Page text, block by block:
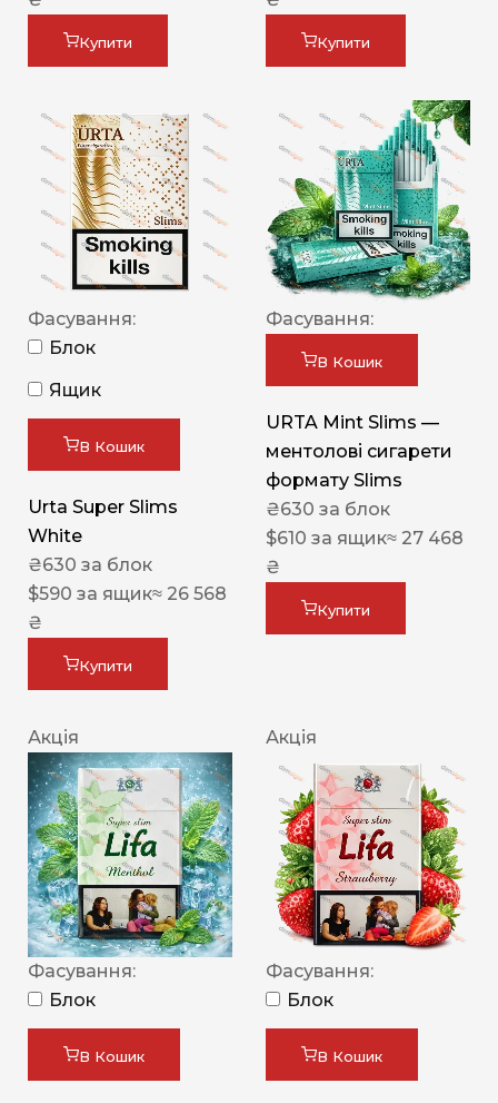
Купити Купити
Фасування:
Блок
Ящик
В Кошик
Urta Super Slims
White
₴630 за блок
$590 за ящик≈ 26 568
₴
Купити
Фасування:
В Кошик
URTA Mint Slims —
ментолові сигарети
формату Slims
₴630 за блок
$610 за ящик≈ 27 468
₴
Купити
Акція
Фасування:
Блок
В Кошик
Акція
Фасування:
Блок
В Кошик